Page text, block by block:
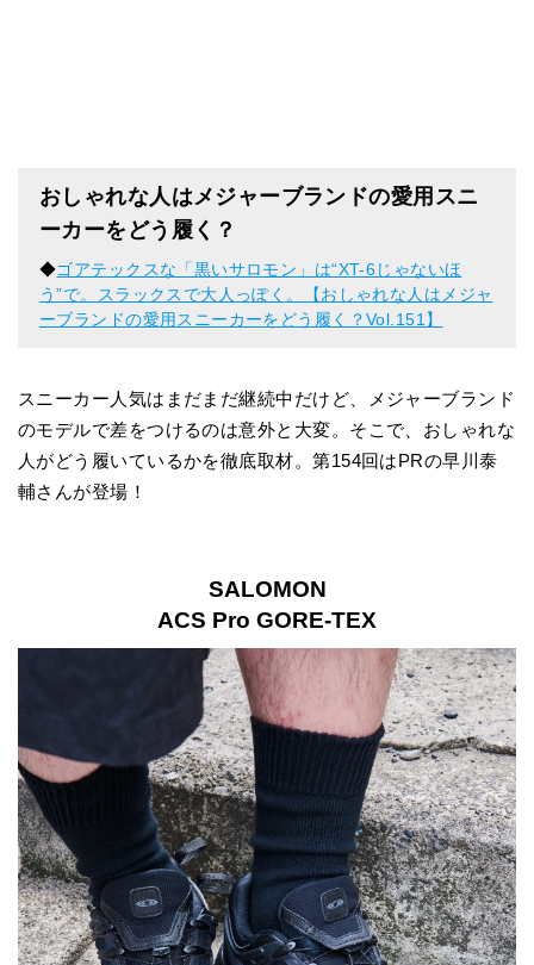
おしゃれな人はメジャーブランドの愛用スニ
ーカーをどう履く？
◆ゴアテックスな「黒いサロモン」は“XT-6じゃないほ
う”で。スラックスで大人っぽく。【おしゃれな人はメジャ
ーブランドの愛用スニーカーをどう履く？Vol.151】
スニーカー人気はまだまだ継続中だけど、メジャーブランド
のモデルで差をつけるのは意外と大変。そこで、おしゃれな
人がどう履いているかを徹底取材。第154回はPRの早川泰
輔さんが登場！
SALOMON
ACS Pro GORE-TEX